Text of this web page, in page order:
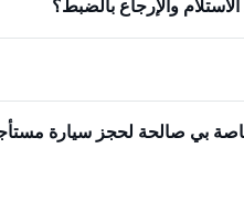
والإرجاع بالضبط؟
بي صالحة لحجز سيارة